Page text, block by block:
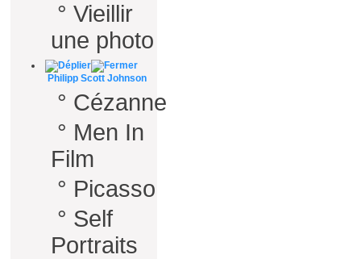
° Vieillir
une photo
Philipp Scott Johnson
° Cézanne
° Men In
Film
° Picasso
° Self
Portraits